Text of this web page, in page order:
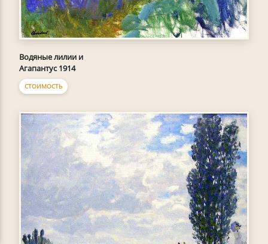
Водяные лилии и
Агапантус 1914
СТОИМОСТЬ